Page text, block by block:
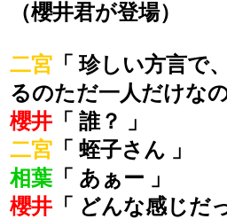
（櫻井君が登場）
二宮 「 珍しい方言で
るのただ一人だけなの
櫻井 「 誰？ 」
二宮 「 蛭子さん 」
相葉 「 あぁー 」
櫻井 「 どんな感じだ